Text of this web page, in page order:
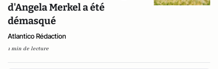
d'Angela Merkel a été
démasqué
Atlantico Rédaction
1 min de lecture